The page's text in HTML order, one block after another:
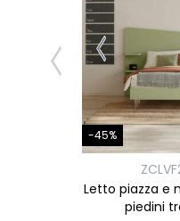
-45%
Letto piazza e
piedini